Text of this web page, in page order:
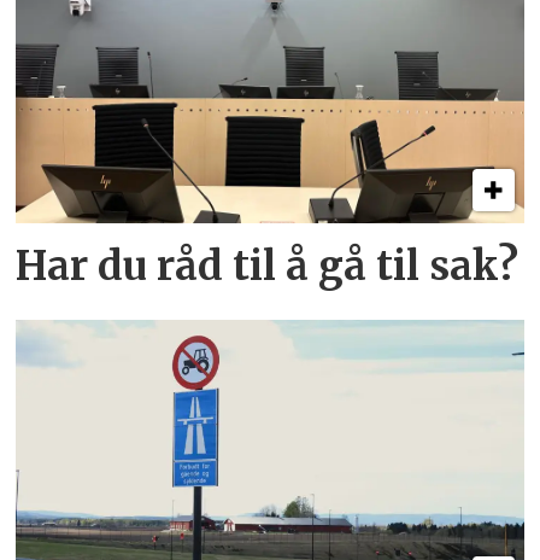
Har du råd til å gå til sak?